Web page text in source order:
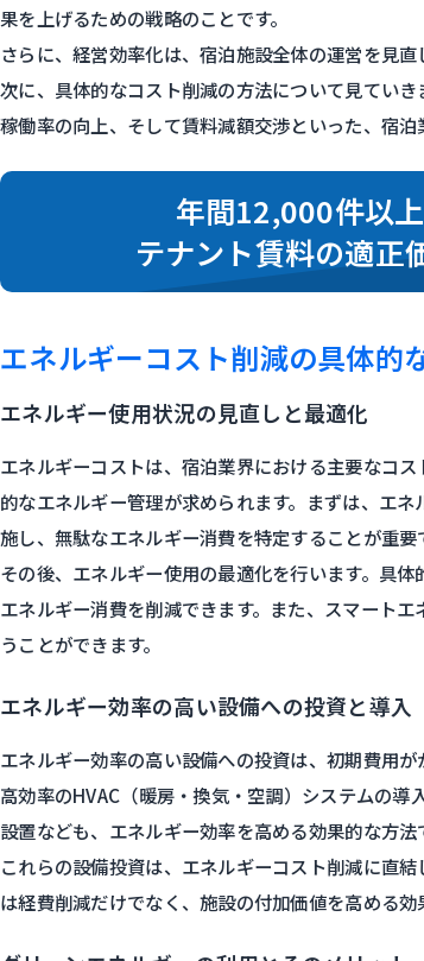
果を上げるための戦略のことです。
さらに、経営効率化は、宿泊施設全体の運営を見
次に、具体的なコスト削減の方法について見てい
稼働率の向上、そして賃料減額交渉といった、宿
年間12,000件以
テナント賃料の適正
エネルギーコスト削減の具体的
エネルギー使用状況の見直しと最適化
エネルギーコストは、宿泊業界における主要なコ
的なエネルギー管理が求められます。まずは、エ
施し、無駄なエネルギー消費を特定することが重要
その後、エネルギー使用の最適化を行います。具
エネルギー消費を削減できます。また、スマート
うことができます。
エネルギー効率の高い設備への投資と導入
エネルギー効率の高い設備への投資は、初期費用
高効率のHVAC（暖房・換気・空調）システムの
設置なども、エネルギー効率を高める効果的な方法
これらの設備投資は、エネルギーコスト削減に直
は経費削減だけでなく、施設の付加価値を高める効